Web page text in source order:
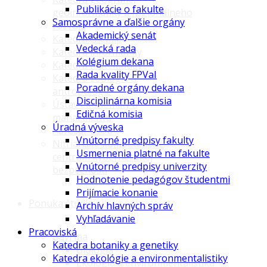
geoinformatiky a regionálneho
rozvoja
Katedra chémie
Katedra informatiky
Katedra matematiky
Katedra zoológie a
antropológie
Ústav ekonomiky a
manažmentu
Adresár osôb
Nitrianske kompetenčné
centrum kybernetickej
bezpečnosti
Ponuka štúdia
Baví ma
Biológia
Ekológia a environmentalistika
Publikácie o fakulte
Samosprávne a ďalšie orgány
Akademický senát
Vedecká rada
Kolégium dekana
Rada kvality FPVaI
Poradné orgány dekana
Disciplinárna komisia
Edičná komisia
Úradná výveska
Vnútorné predpisy fakulty
Usmernenia platné na fakulte
Vnútorné predpisy univerzity
Hodnotenie pedagógov študentmi
Prijímacie konanie
Archív hlavných správ
Vyhľadávanie
Pracoviská
Katedra botaniky a genetiky
Katedra ekológie a environmentalistiky